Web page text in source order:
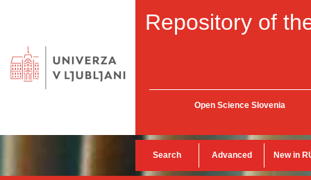
Repository of
Open Science Slovenia
Search Advanced New in